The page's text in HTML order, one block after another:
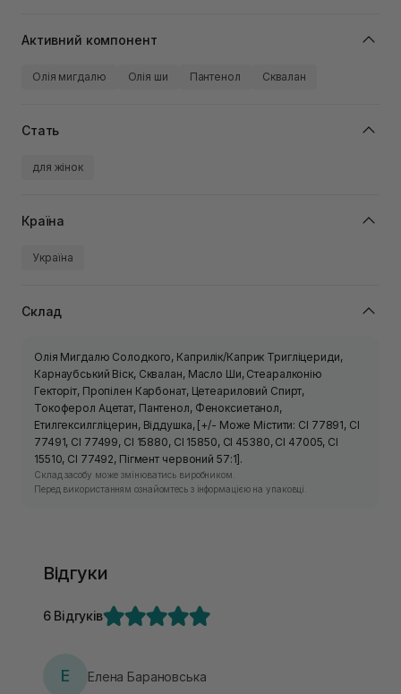
Активний компонент
Олія мигдалю Олія ши Пантенол Сквалан
Стать
для жінок
Країна
Україна
Склад
Олія Мигдалю Солодкого, Каприлік/Каприк Тригліцериди,
Карнаубський Віск, Сквалан, Масло Ши, Стеаралконію
Гекторіт, Пропілен Карбонат, Цетеариловий Спирт,
Токоферол Ацетат, Пантенол, Феноксиетанол,
Етилгексилгліцерин, Віддушка, [+/- Може Містити: CI 77891, CI
77491, CI 77499, CI 15880, CI 15850, CI 45380, CI 47005, CI
15510, CI 77492, Пігмент червоний 57:1].
Склад засобу може змінюватись виробником.
Перед використанням ознайомтесь з інформацією на упаковці.
Відгуки
6 Відгуків
Е Елена Барановська